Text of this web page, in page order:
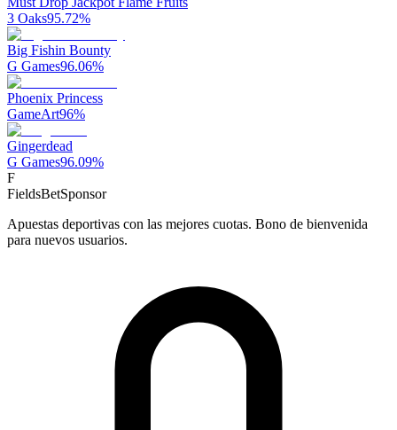
3 Oaks95.72%
Big Fishin Bounty
G Games96.06%
Phoenix Princess
GameArt96%
Gingerdead
G Games96.09%
F
FieldsBetSponsor
Apuestas deportivas con las mejores cuotas. Bono de bienvenida
para nuevos usuarios.